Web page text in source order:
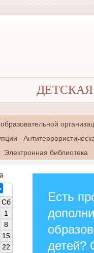
ДЕТСКАЯ
Электронная библиотека
Сб
1
8
15
22
Есть
детей?